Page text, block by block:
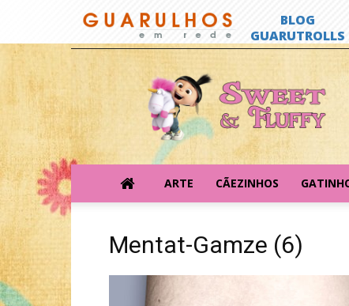
Sweet
&
Fluffy
ARTE CÃEZINHOS
Mentat-Gamze (6)